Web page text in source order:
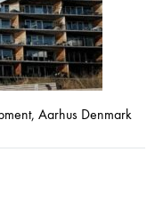
Aarhus Denmark